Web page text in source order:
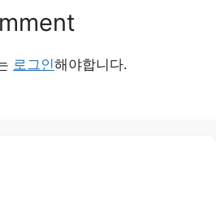
로그인해야합니다.